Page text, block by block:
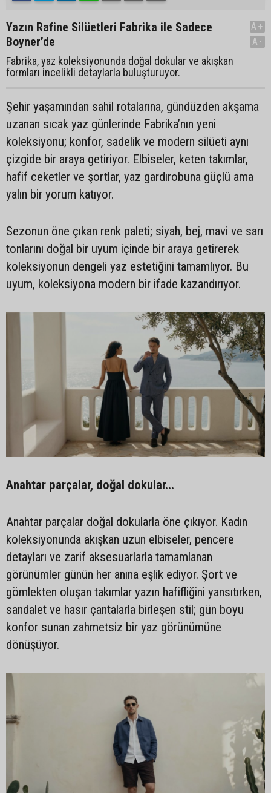
Yazın Rafine Silüetleri Fabrika ile Sadece
Boyner’de
Fabrika, yaz koleksiyonunda doğal dokular ve akışkan
formları incelikli detaylarla buluşturuyor.
A+
A-
Şehir yaşamından sahil rotalarına, gündüzden akşama
uzanan sıcak yaz günlerinde Fabrika’nın yeni
koleksiyonu; konfor, sadelik ve modern silüeti aynı
çizgide bir araya getiriyor. Elbiseler, keten takımlar,
hafif ceketler ve şortlar, yaz gardırobuna güçlü ama
yalın bir yorum katıyor.
Sezonun öne çıkan renk paleti; siyah, bej, mavi ve sarı
tonlarını doğal bir uyum içinde bir araya getirerek
koleksiyonun dengeli yaz estetiğini tamamlıyor. Bu
uyum, koleksiyona modern bir ifade kazandırıyor.
Anahtar parçalar, doğal dokular...
Anahtar parçalar doğal dokularla öne çıkıyor. Kadın
koleksiyonunda akışkan uzun elbiseler, pencere
detayları ve zarif aksesuarlarla tamamlanan
görünümler günün her anına eşlik ediyor. Şort ve
gömlekten oluşan takımlar yazın hafifliğini yansıtırken,
sandalet ve hasır çantalarla birleşen stil; gün boyu
konfor sunan zahmetsiz bir yaz görünümüne
dönüşüyor.